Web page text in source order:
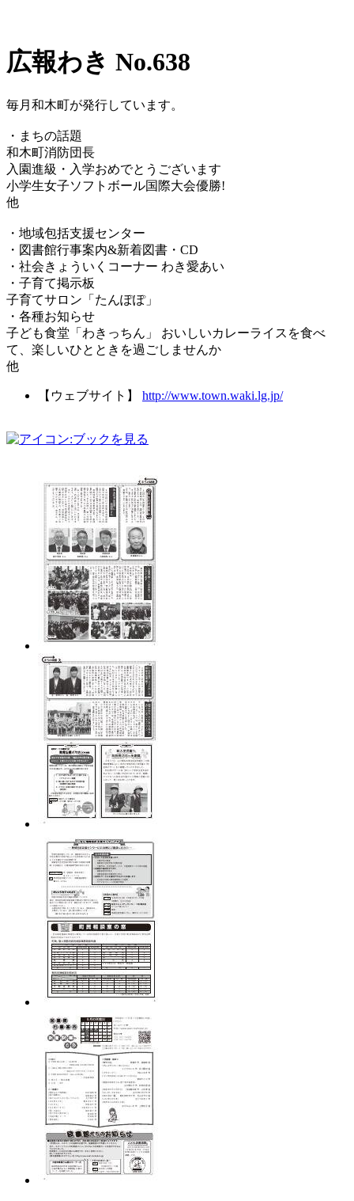
広報わき No.638
毎月和木町が発行しています。
・まちの話題
和木町消防団長
入園進級・入学おめでとうございます
小学生女子ソフトボール国際大会優勝!
他
・地域包括支援センター
・図書館行事案内&新着図書・CD
・社会きょういくコーナー わき愛あい
・子育て掲示板
子育てサロン「たんぽぽ」
・各種お知らせ
子ども食堂「わきっちん」 おいしいカレーライスを食べ
て、楽しいひとときを過ごしませんか
他
【ウェブサイト】 http://www.town.waki.lg.jp/